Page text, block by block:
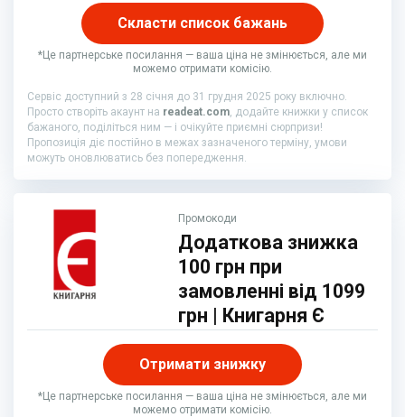
Скласти список бажань
*Це партнерське посилання — ваша ціна не змінюється, але ми
можемо отримати комісію.
Сервіс доступний з 28 січня до 31 грудня 2025 року включно.
Просто створіть акаунт на readeat.com , додайте книжки у список
бажаного, поділіться ним — і очікуйте приємні сюрпризи!
Пропозиція діє постійно в межах зазначеного терміну, умови
можуть оновлюватись без попередження.
Промокоди
Додаткова знижка
100 грн при
замовленні від 1099
грн | Книгарня Є
Отримати знижку
*Це партнерське посилання — ваша ціна не змінюється, але ми
можемо отримати комісію.